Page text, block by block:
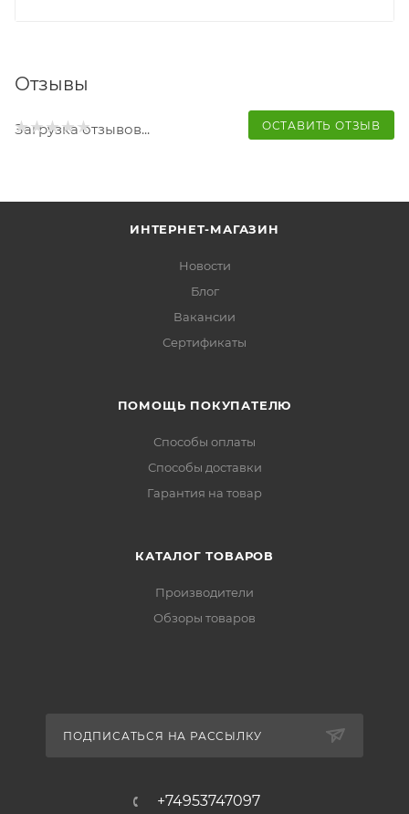
Отзывы
ОСТАВИТЬ ОТЗЫВ
Загрузка отзывов...
ИНТЕРНЕТ-МАГАЗИН
Новости
Блог
Вакансии
Сертификаты
ПОМОЩЬ ПОКУПАТЕЛЮ
Способы оплаты
Способы доставки
Гарантия на товар
КАТАЛОГ ТОВАРОВ
Производители
Обзоры товаров
ПОДПИСАТЬСЯ НА РАССЫЛКУ
+74953747097